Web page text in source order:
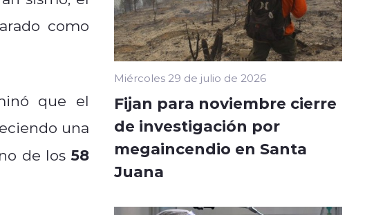
como
que el
una
de los58
Miércoles 29 de julio de 2026
Fijan para noviembre cierre
de investigación por
megaincendio en Santa
Juana